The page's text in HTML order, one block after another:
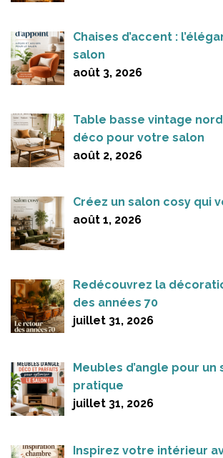
Chaises d’accent :
salon
août 3, 2026
Table basse vintage
déco pour votre salon
août 2, 2026
Créez un salon cosy qui
août 1, 2026
Redécouvrez la
des années 70
juillet 31, 2026
Meubles d’angle pour
pratique
juillet 31, 2026
Inspirez votre intérieur